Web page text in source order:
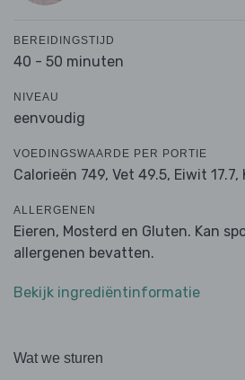
BEREIDINGSTIJD
40 - 50 minuten
NIVEAU
eenvoudig
VOEDINGSWAARDE PER PORTIE
Calorieën 749, Vet 49.5, Eiwit 17.7,
ALLERGENEN
Eieren, Mosterd en Gluten. Kan
allergenen bevatten.
Bekijk ingrediëntinformatie
Wat we sturen